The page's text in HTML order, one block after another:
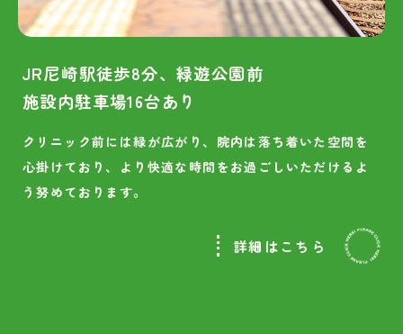
JR尼崎駅徒歩8分、緑遊公園前
施設内駐車場16台あり
クリニック前には緑が広がり、院内は落ち着いた空間を
心掛けており、より快適な時間をお過ごしいただけるよ
う努めております。
詳細はこちら